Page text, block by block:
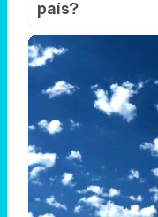
país?